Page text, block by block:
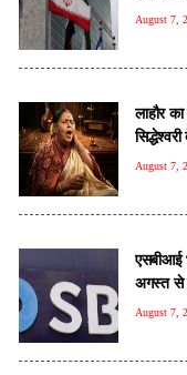
August 7,
लाहौर
August 7,
एसबीआई
अगस्त से
August 7,